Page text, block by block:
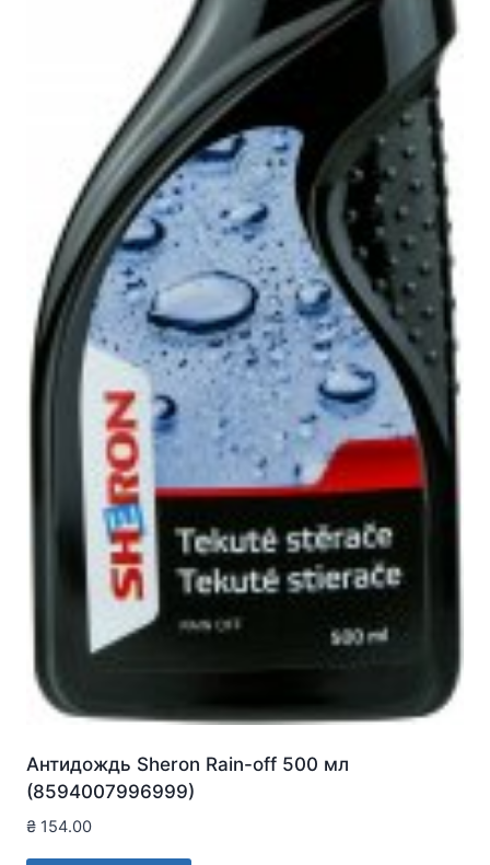
Антидождь Sheron Rain-off 500 мл
(8594007996999)
₴ 154.00